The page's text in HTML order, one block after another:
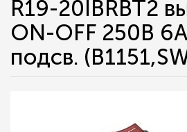
R19-20IBRBT2
ON-OFF 250В
подсв.